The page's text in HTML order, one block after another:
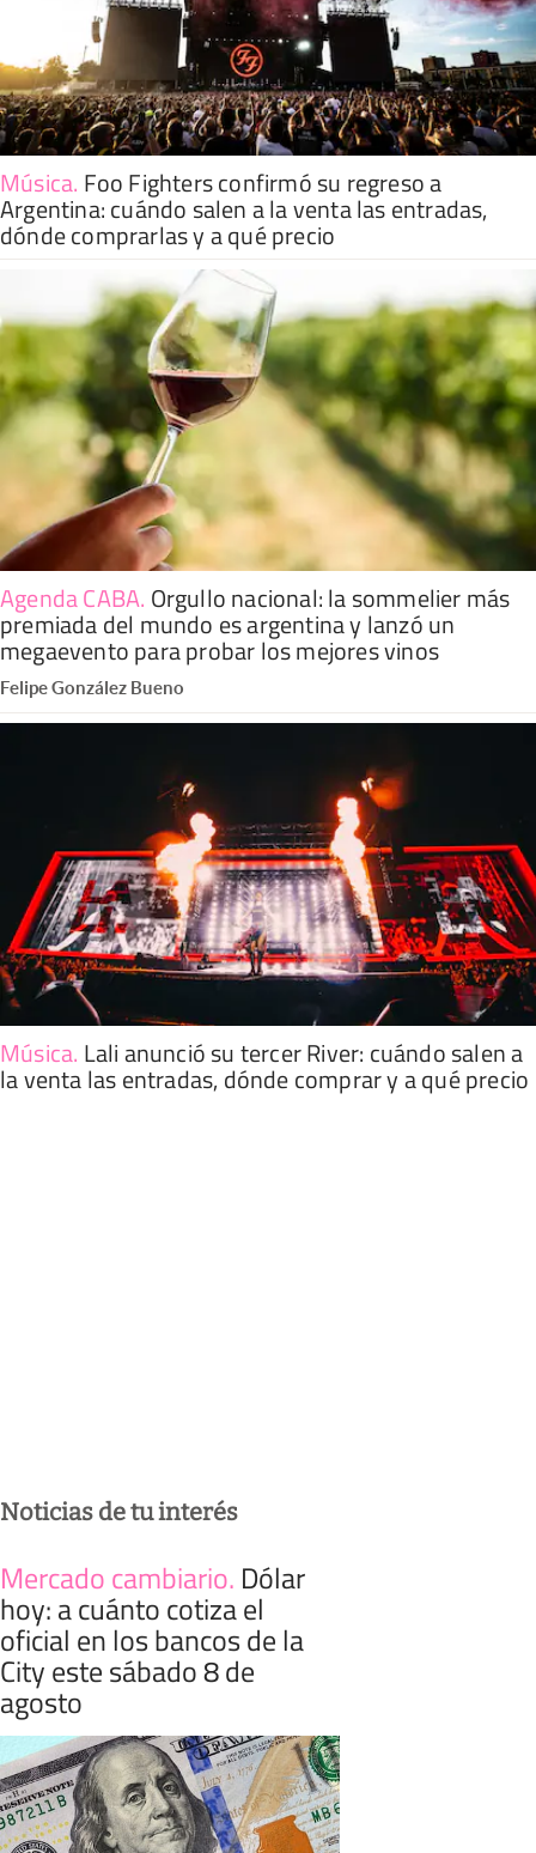
Música. Foo Fighters confirmó su regreso a
Argentina: cuándo salen a la venta las entradas,
dónde comprarlas y a qué precio
Agenda CABA. Orgullo nacional: la sommelier más
premiada del mundo es argentina y lanzó un
megaevento para probar los mejores vinos
Felipe González Bueno
Música. Lali anunció su tercer River: cuándo salen a
la venta las entradas, dónde comprar y a qué precio
Noticias de tu interés
Mercado cambiario. Dólar
hoy: a cuánto cotiza el
oficial en los bancos de la
City este sábado 8 de
agosto